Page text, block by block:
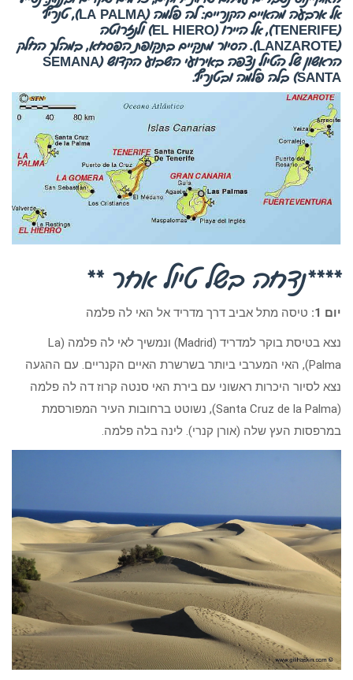
אל ארבעה מהאיים הקנריים: לה פלמה (LA PALMA), טנריף
(TENERIFE), אל היירו (EL HIERO) ולנזרוטה
(LANZAROTE). הסיור מתקיים בתקופת הפסחא, במהלך החלק
הראשון של הטיול נצפה באירועי השבוע הקדוש (SEMANA
SANTA) בלה פלמה ובטנריף.
****נדחה בשל טיול אחר **
יום 1: טיסה מתל אביב דרך מדריד אל האי לה פלמה
נצא בטיסת בוקר למדריד (Madrid) ונמשיך לאי לה פלמה (La
Palma), האי המערבי ביותר בשרשרת האיים הקנריים. עם ההגעה
נצא לסיור היכרות ראשוני עם בירת האי סנטה קרוז דה לה פלמה
(Santa Cruz de la Palma), נשוטט ברחובות העיר המפורסמת
במרפסות העץ שלה (אורן קנרי). לינה בלה פלמה.